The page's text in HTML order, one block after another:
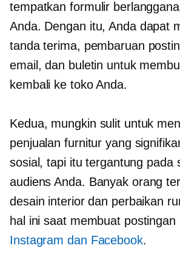
tempatkan formulir
Anda. Dengan itu, Anda dapat
tanda terima, pembaruan
email, dan buletin untuk
kembali ke toko Anda.
Kedua, mungkin sulit untuk
penjualan furnitur yang
sosial, tapi itu tergantung pada
audiens Anda. Banyak orang
desain interior dan perbaikan
hal ini saat membuat postingan
Instagram dan Facebook.